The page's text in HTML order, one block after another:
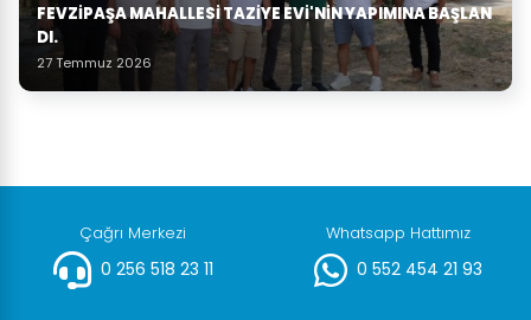
FEVZIPAŞA MAHALLESI TAZIYE EVI'NIN YAPIMINA BAŞLAN
DI.
27 Temmuz 2026
Çağrı Merkezi
0 256 518 23 11
Whatsapp Hattımız
0 552 454 21 93